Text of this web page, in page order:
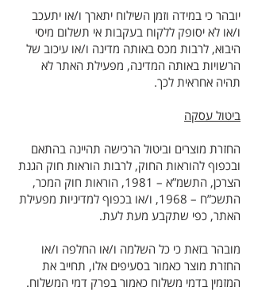
יובהר כי במידה וזמן השילוח יתארך ו/או יתעכב
ו/או לא יסופק ללקוח בעקבות אי תשלום מיסי
היבוא, לרבות מכס באותה מדינה ו/או עיכוב של
הרשויות באותה המדינה, מפעילת האתר לא
תהיה אחראית לכך.
ביטול עסקה
החזרת מוצרים וביטול הרכישה תהיינה בהתאם
ובכפוף להוראות החוק, לרבות הוראות חוק הגנת
הצרכן, התשמ”א – 1981, הוראות חוק המכר,
התשכ”ח – 1968, ו/או בכפוף למדיניות מפעילת
האתר, כפי שתקבע מעת לעת.
מובהר בזאת כי כל השלמה ו/או החלפה ו/או
החזרת מוצר כאמור בסעיפים אלו, תחייב את
המזמין בדמי משלוח כאמור בפרק דמי המשלוח.